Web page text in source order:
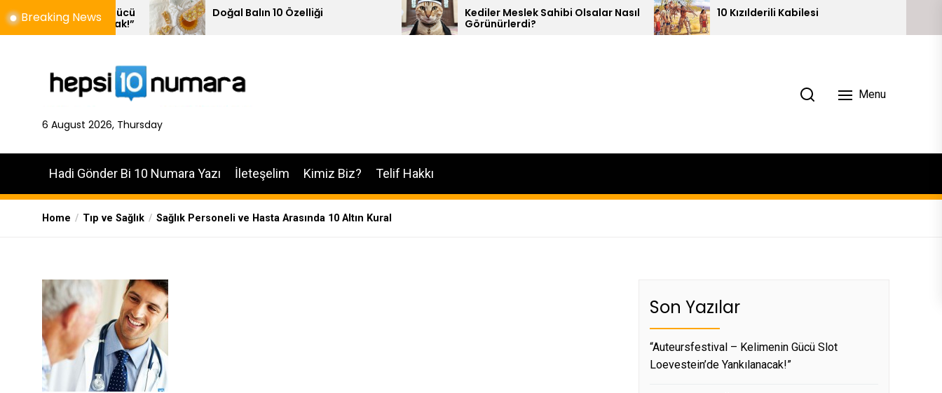
Skip
to
Breaking News
Gücü
Doğal Balın 10 Özelliği
Kediler Meslek Sahibi Olsalar Nasıl
Görünürlerdi?
10 Kızılderili Kabilesi
6 August 2026, Thursday
Menu
Hadi Gönder Bi 10 Numara Yazı İleteşelim Kimiz Biz? Telif Hakkı
Home Tıp ve Sağlık Sağlık Personeli ve Hasta Arasında 10 Altın Kural
Son Yazılar
“Auteursfestival – Kelimenin Gücü Slot
Loevestein’de Yankılanacak!”